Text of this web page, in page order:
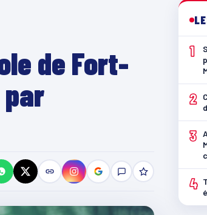
de Fort-
1
2
3
4